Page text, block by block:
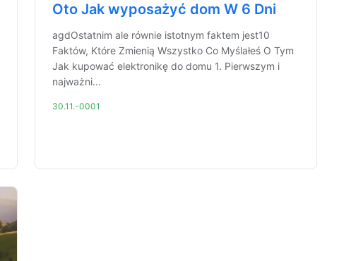
Oto Jak wyposażyć dom W 6 Dni
agdOstatnim ale równie istotnym faktem jest10
Faktów, Które Zmienią Wszystko Co Myślałeś O Tym
Jak kupować elektronikę do domu 1. Pierwszym i
najważni...
30.11.-0001